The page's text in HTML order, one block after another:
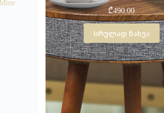
₾490.00
სრულად ნახვა